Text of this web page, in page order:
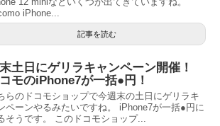
iPhone...
記事を読む
土日にゲリラキャンペーン開催！
コモのiPhone7が一括●円！
らのドコモショップで今週末の土日にゲリラキ
ペーンやるみたいですね。 iPhone7が一括●円に
そうです。 このドコモショップ...